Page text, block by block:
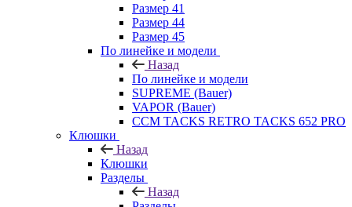
Размер 41
Размер 44
Размер 45
По линейке и модели
Назад
По линейке и модели
SUPREME (Bauer)
VAPOR (Bauer)
CCM TACKS RETRO TACKS 652 PRO
Клюшки
Назад
Клюшки
Разделы
Назад